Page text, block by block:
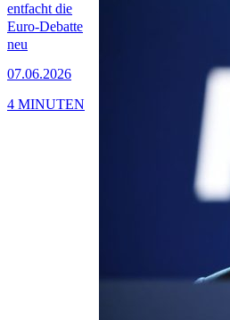
entfacht die
Euro-Debatte
neu
07.06.2026
4 MINUTEN